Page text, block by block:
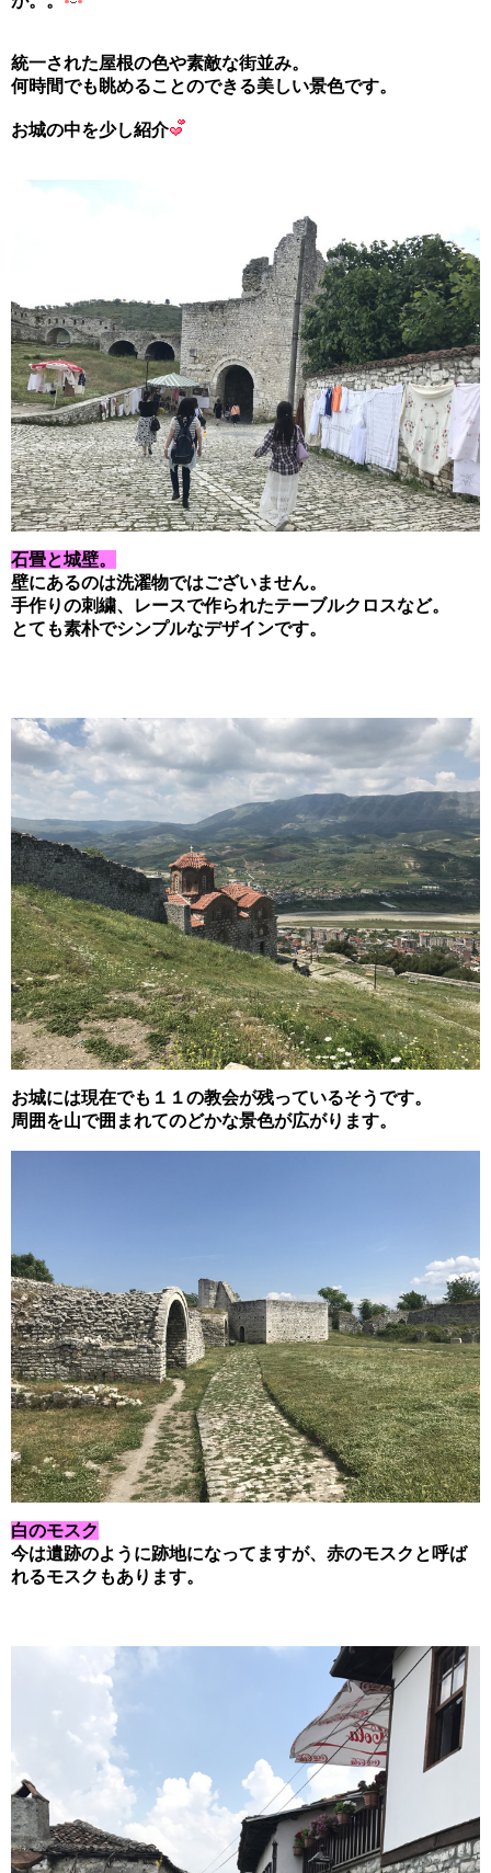
統一された屋根の色や素敵な街並み。
何時間でも眺めることのできる美しい景色です。
お城の中を少し紹介
石畳と城壁。
壁にあるのは洗濯物ではございません。
手作りの刺繍、レースで作られたテーブルクロスなど。
とても素朴でシンプルなデザインです。
お城には現在でも１１の教会が残っているそうです。
周囲を山で囲まれてのどかな景色が広がります。
白のモスク
今は遺跡のように跡地になってますが、赤のモスクと呼ば
れるモスクもあります。